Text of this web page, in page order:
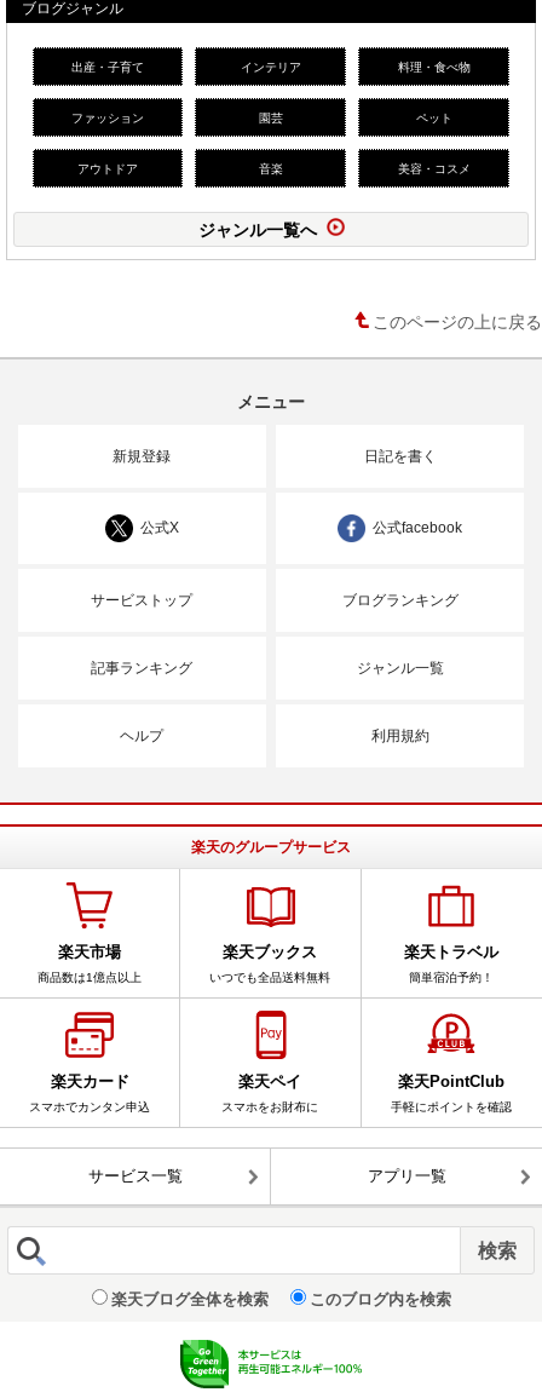
ブログジャンル
出産・子育て インテリア 料理・食べ物
ファッション 園芸 ペット
アウトドア 音楽 美容・コスメ
ジャンル一覧へ
このページの上に戻る
メニュー
新規登録 日記を書く
公式X 公式facebook
サービストップ ブログランキング
記事ランキング ジャンル一覧
ヘルプ 利用規約
楽天のグループサービス
楽天市場
商品数は1億点以上
楽天ブックス
いつでも全品送料無料
楽天トラベル
簡単宿泊予約！
楽天カード
スマホでカンタン申込
楽天ペイ
スマホをお財布に
楽天PointClub
手軽にポイントを確認
サービス一覧 アプリ一覧
楽天ブログ全体を検索 このブログ内を検索